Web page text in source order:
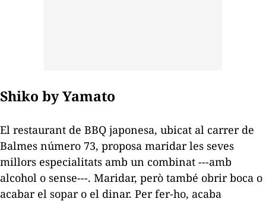
Shiko by Yamato
El restaurant de BBQ japonesa, ubicat al carrer de
Balmes número 73, ​​proposa maridar les seves
millors especialitats amb un combinat ---amb
alcohol o sense---. Maridar, però també obrir boca o
acabar el sopar o el dinar. Per fer-ho, acaba